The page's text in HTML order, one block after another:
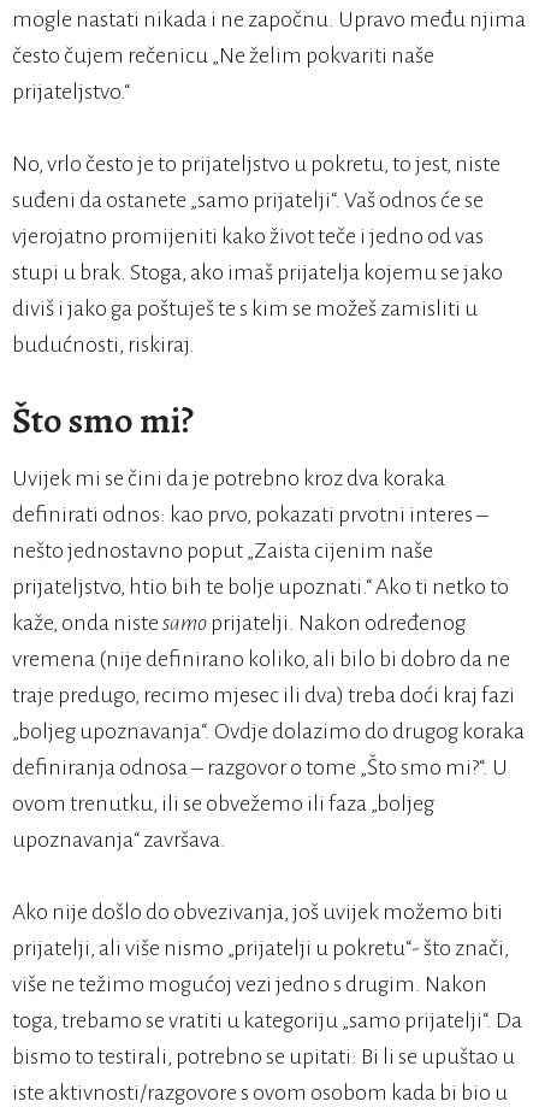
mogle nastati nikada i ne započnu. Upravo među njima
često čujem rečenicu „Ne želim pokvariti naše
prijateljstvo.“
No, vrlo često je to prijateljstvo u pokretu, to jest, niste
suđeni da ostanete „samo prijatelji“. Vaš odnos će se
vjerojatno promijeniti kako život teče i jedno od vas
stupi u brak. Stoga, ako imaš prijatelja kojemu se jako
diviš i jako ga poštuješ te s kim se možeš zamisliti u
budućnosti, riskiraj.
Što smo mi?
Uvijek mi se čini da je potrebno kroz dva koraka
definirati odnos: kao prvo, pokazati prvotni interes –
nešto jednostavno poput „Zaista cijenim naše
prijateljstvo, htio bih te bolje upoznati.“ Ako ti netko to
kaže, onda niste samo prijatelji. Nakon određenog
vremena (nije definirano koliko, ali bilo bi dobro da ne
traje predugo, recimo mjesec ili dva) treba doći kraj fazi
„boljeg upoznavanja“. Ovdje dolazimo do drugog koraka
definiranja odnosa – razgovor o tome „Što smo mi?“. U
ovom trenutku, ili se obvežemo ili faza „boljeg
upoznavanja“ završava.
Ako nije došlo do obvezivanja, još uvijek možemo biti
prijatelji, ali više nismo „prijatelji u pokretu“- što znači,
više ne težimo mogućoj vezi jedno s drugim. Nakon
toga, trebamo se vratiti u kategoriju „samo prijatelji“. Da
bismo to testirali, potrebno se upitati: Bi li se upuštao u
iste aktivnosti/razgovore s ovom osobom kada bi bio u